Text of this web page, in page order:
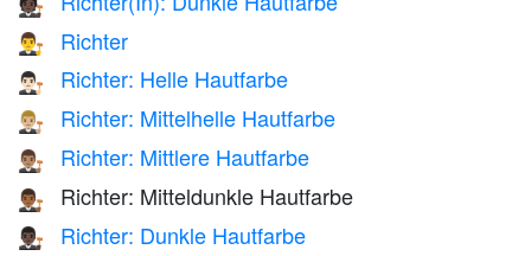
👨‍⚖️ Richter
👨🏻‍⚖️ Richter: Helle Hautfarbe
👨🏼‍⚖️ Richter: Mittelhelle Hautfarbe
👨🏽‍⚖️ Richter: Mittlere Hautfarbe
👨🏾‍⚖️ Richter: Mitteldunkle Hautfarbe
👨🏿‍⚖️ Richter: Dunkle Hautfarbe